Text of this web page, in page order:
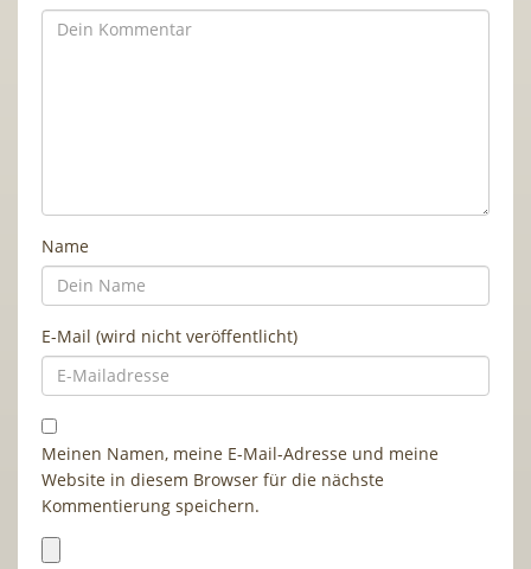
Name
E-Mail (wird nicht veröffentlicht)
Meinen Namen, meine E-Mail-Adresse und meine
Website in diesem Browser für die nächste
Kommentierung speichern.